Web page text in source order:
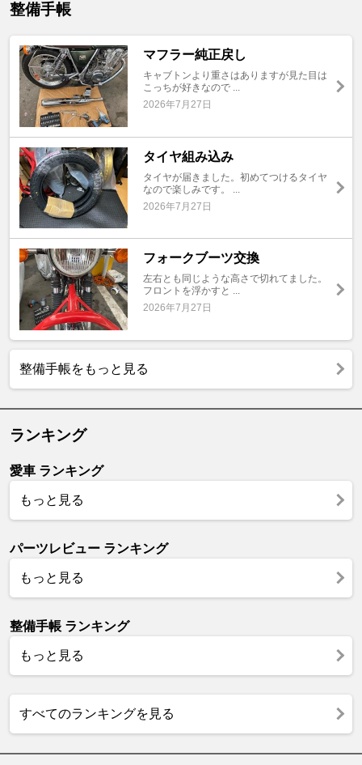
整備手帳
マフラー純正戻し
キャブトンより重さはありますが見た目は
こっちが好きなので ...
2026年7月27日
タイヤ組み込み
タイヤが届きました。初めてつけるタイヤ
なので楽しみです。 ...
2026年7月27日
フォークブーツ交換
左右とも同じような高さで切れてました。
フロントを浮かすと ...
2026年7月27日
整備手帳をもっと見る
ランキング
愛車 ランキング
もっと見る
パーツレビュー ランキング
もっと見る
整備手帳 ランキング
もっと見る
すべてのランキングを見る